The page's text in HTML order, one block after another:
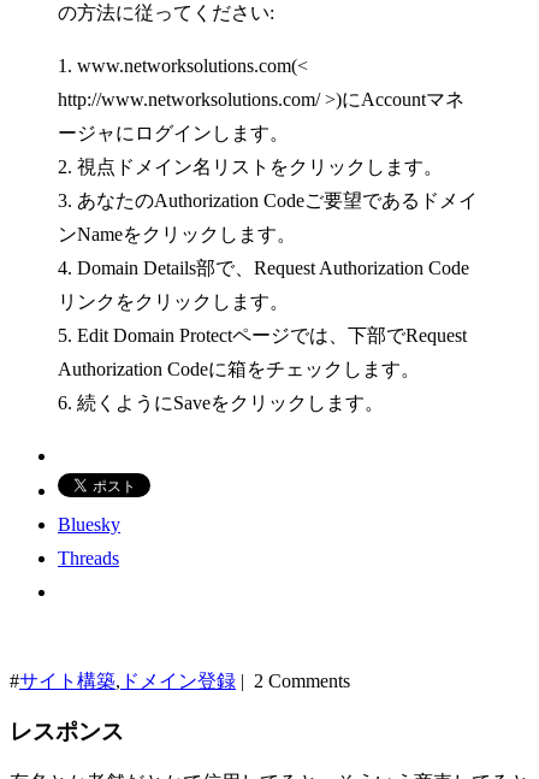
の方法に従ってください:
1. www.networksolutions.com(<
http://www.networksolutions.com/ >)にAccountマネ
ージャにログインします。
2. 視点ドメイン名リストをクリックします。
3. あなたのAuthorization Codeご要望であるドメイ
ンNameをクリックします。
4. Domain Details部で、Request Authorization Code
リンクをクリックします。
5. Edit Domain Protectページでは、下部でRequest
Authorization Codeに箱をチェックします。
6. 続くようにSaveをクリックします。
Bluesky
Threads
#サイト構築, ドメイン登録 | 2 Comments
レスポンス